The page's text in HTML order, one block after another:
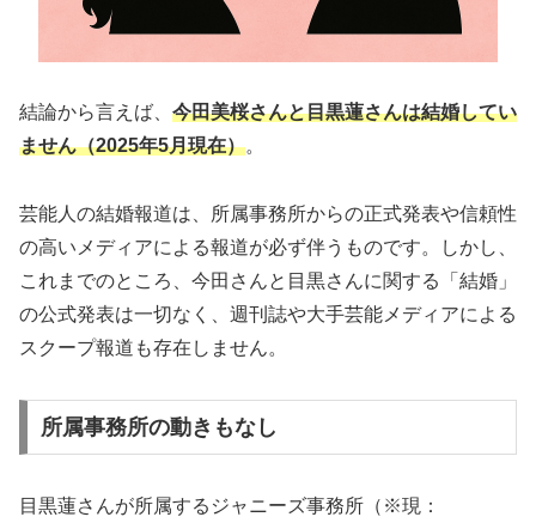
結論から言えば、 今田美桜さんと目黒蓮さんは結婚してい
ません（2025年5月現在）。
芸能人の結婚報道は、所属事務所からの正式発表や信頼性
の高いメディアによる報道が必ず伴うものです。しかし、
これまでのところ、今田さんと目黒さんに関する「結婚」
の公式発表は一切なく、週刊誌や大手芸能メディアによる
スクープ報道も存在しません。
所属事務所の動きもなし
目黒蓮さんが所属するジャニーズ事務所（※現：